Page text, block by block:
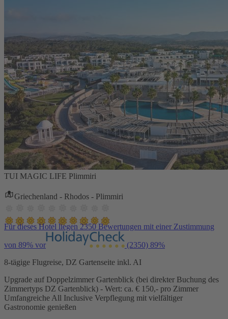
TUI MAGIC LIFE Plimmiri
Griechenland - Rhodos - Plimmiri
Für dieses Hotel liegen 2350 Bewertungen mit einer Zustimmung
von 89% vor (2350) 89%
8-tägige Flugreise, DZ Gartenseite inkl. AI
Upgrade auf Doppelzimmer Gartenblick (bei direkter Buchung des
Zimmertyps DZ Gartenblick) - Wert: ca. € 150,- pro Zimmer
Umfangreiche All Inclusive Verpflegung mit vielfältiger
Gastronomie genießen